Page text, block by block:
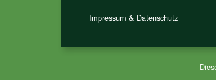
Impressum & Datenschutz